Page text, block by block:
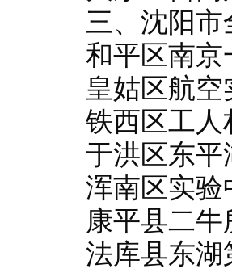
三、沈阳
和平区南京
皇姑区航空
铁西区工人
于洪区东平
浑南区实验
康平县二
法库县东湖